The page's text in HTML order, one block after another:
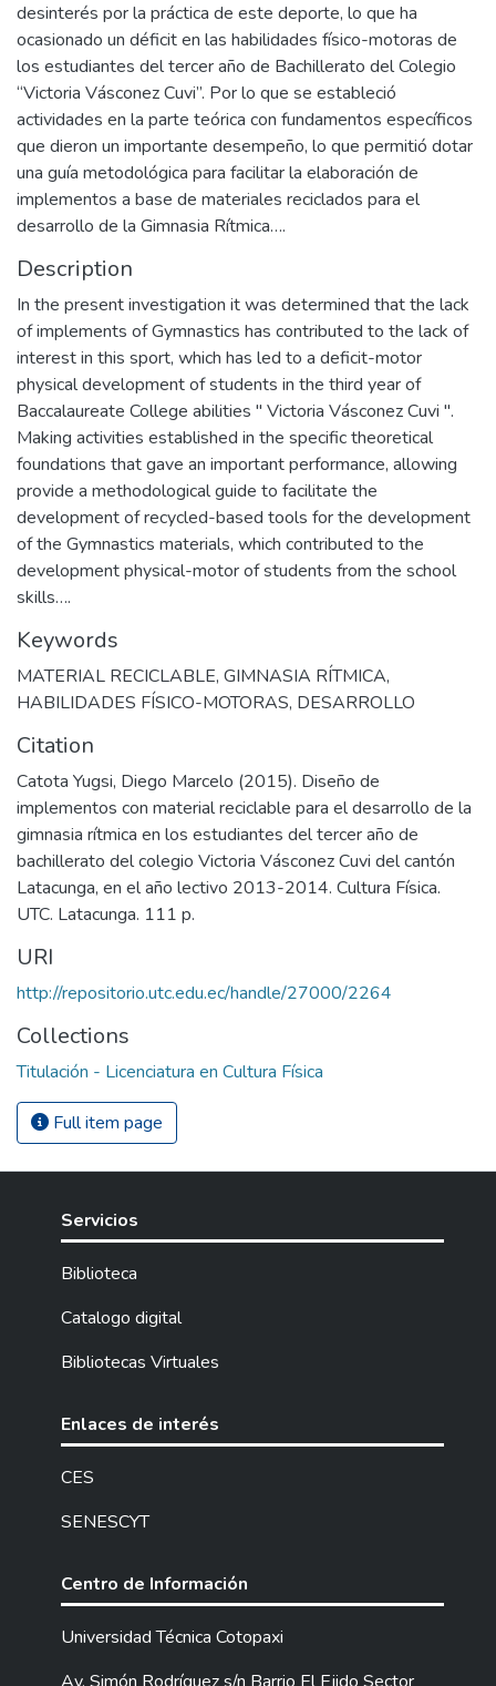
desinterés por la práctica de este deporte, lo que ha
ocasionado un déficit en las habilidades físico-motoras de
los estudiantes del tercer año de Bachillerato del Colegio
“Victoria Vásconez Cuvi”. Por lo que se estableció
actividades en la parte teórica con fundamentos específicos
que dieron un importante desempeño, lo que permitió dotar
una guía metodológica para facilitar la elaboración de
implementos a base de materiales reciclados para el
desarrollo de la Gimnasia Rítmica….
Description
In the present investigation it was determined that the lack
of implements of Gymnastics has contributed to the lack of
interest in this sport, which has led to a deficit-motor
physical development of students in the third year of
Baccalaureate College abilities " Victoria Vásconez Cuvi ".
Making activities established in the specific theoretical
foundations that gave an important performance, allowing
provide a methodological guide to facilitate the
development of recycled-based tools for the development
of the Gymnastics materials, which contributed to the
development physical-motor of students from the school
skills….
Keywords
MATERIAL RECICLABLE, GIMNASIA RÍTMICA,
HABILIDADES FÍSICO-MOTORAS, DESARROLLO
Citation
Catota Yugsi, Diego Marcelo (2015). Diseño de
implementos con material reciclable para el desarrollo de la
gimnasia rítmica en los estudiantes del tercer año de
bachillerato del colegio Victoria Vásconez Cuvi del cantón
Latacunga, en el año lectivo 2013-2014. Cultura Física.
UTC. Latacunga. 111 p.
URI
http://repositorio.utc.edu.ec/handle/27000/2264
Collections
Titulación - Licenciatura en Cultura Física
Full item page
Servicios
Biblioteca
Catalogo digital
Bibliotecas Virtuales
Enlaces de interés
CES
SENESCYT
Centro de Información
Universidad Técnica Cotopaxi